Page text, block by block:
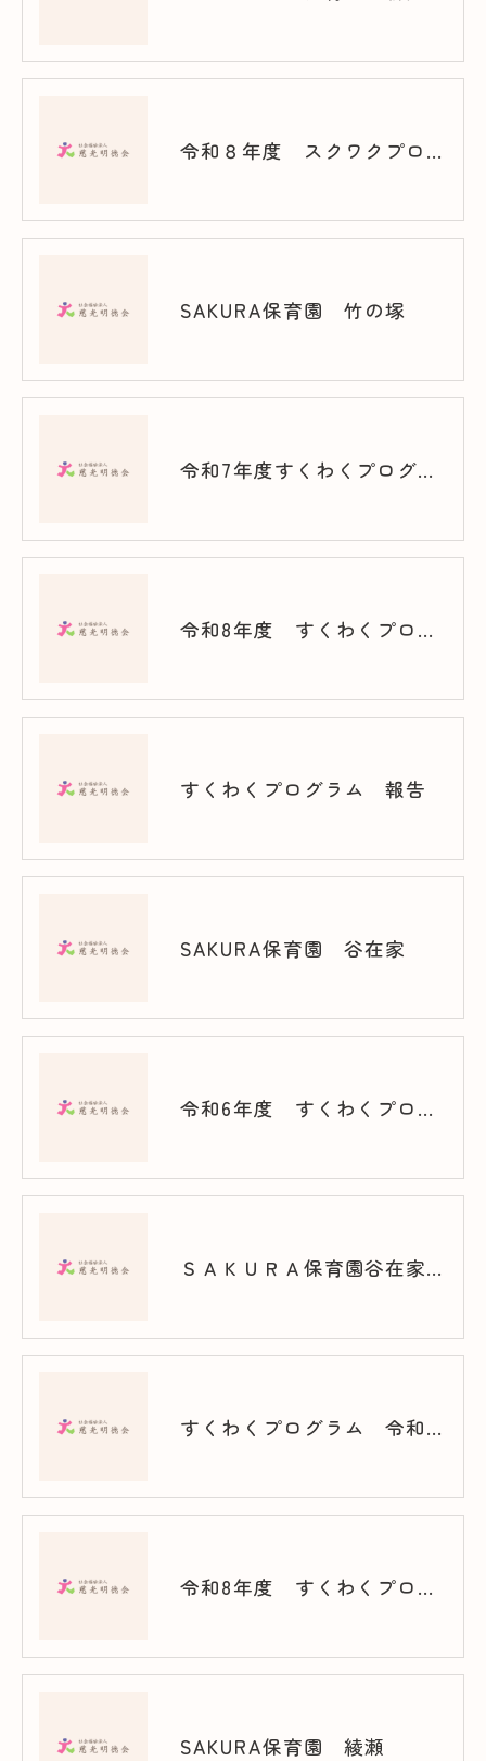
令和８年度 スクワクプログラム（西新井）
SAKURA保育園 竹の塚
令和7年度すくわくプログラム（竹の塚）
令和8年度 すくわくプログラム（竹の塚）
すくわくプログラム 報告
SAKURA保育園 谷在家
令和6年度 すくわくプログラム（谷在家）
ＳＡＫＵＲＡ保育園谷在家 スクワク報告書
すくわくプログラム 令和7年度
令和8年度 すくわくプログラム（谷在家）
SAKURA保育園 綾瀬